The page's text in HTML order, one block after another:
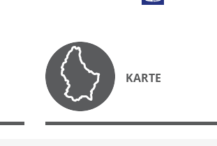
KARTE